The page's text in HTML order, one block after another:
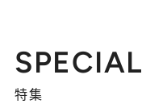
SPECIAL
特集